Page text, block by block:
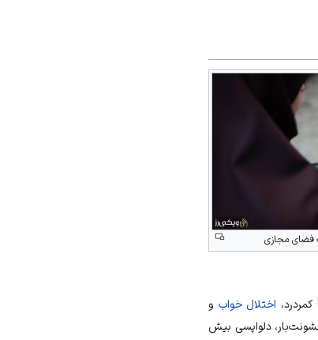
فضای مجازی
کمردرد، اختلال خواب و
دلواپسی بیش